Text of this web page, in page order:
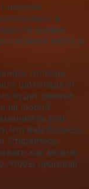
низким
в
крайне
сможете найти в
отличие
шоколада от
будет замена
на любой
или
что вам больше
Старайтесь
как можно
чтобы пищевая